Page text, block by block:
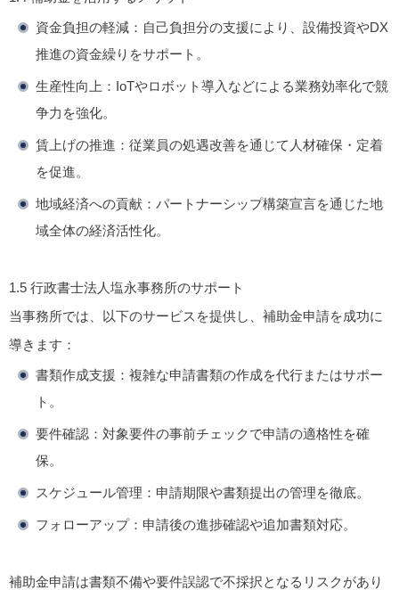
資金負担の軽減 ：自己負担分の支援により、設備投資やDX
推進の資金繰りをサポート。
生産性向上 ：IoTやロボット導入などによる業務効率化で競
争力を強化。
賃上げの推進 ：従業員の処遇改善を通じて人材確保・定着
を促進。
地域経済への貢献 ：パートナーシップ構築宣言を通じた地
域全体の経済活性化。
1.5 行政書士法人塩永事務所のサポート
当事務所では、以下のサービスを提供し、補助金申請を成功に
導きます：
書類作成支援 ：複雑な申請書類の作成を代行またはサポー
ト。
要件確認 ：対象要件の事前チェックで申請の適格性を確
保。
スケジュール管理 ：申請期限や書類提出の管理を徹底。
フォローアップ：申請後の進捗確認や追加書類対応。
補助金申請は書類不備や要件誤認で不採択となるリスクがあり